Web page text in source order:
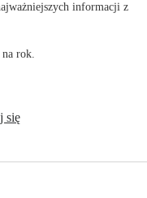
informacji z
rok.
się